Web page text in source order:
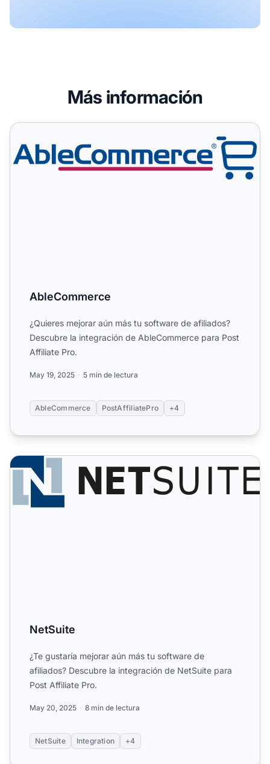
Más información
AbleCommerce
AbleCommerce
¿Quieres mejorar aún más tu software de afiliados?
Descubre la integración de AbleCommerce para Post
Affiliate Pro.
May 19, 2025 5 min de lectura
AbleCommerce PostAffiliatePro +4
NetSuite
NetSuite
¿Te gustaría mejorar aún más tu software de
afiliados? Descubre la integración de NetSuite para
Post Affiliate Pro.
May 20, 2025 8 min de lectura
NetSuite Integration +4